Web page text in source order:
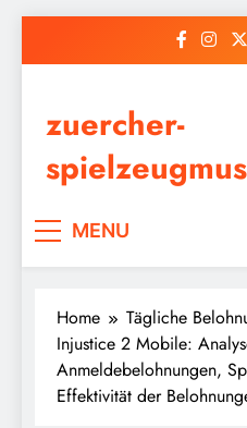
zuercher-
MENU
Home
Tägliche
Injustice 2 Mobile:
Anmeldebelohnungen,
Effektivität der